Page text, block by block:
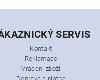
SERVIS
Kontakt
Reklamace
Vrácení zboží
Doprava a platba